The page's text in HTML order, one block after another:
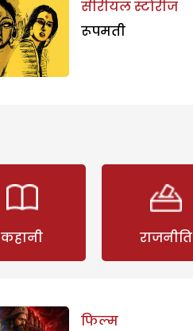
सीरीयल स्टोरीज
रूपमती
कहानी राजनीति
फिल्म